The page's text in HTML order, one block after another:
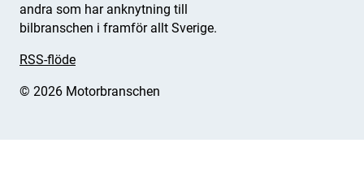
andra som har anknytning till
bilbranschen i framför allt Sverige.
RSS-flöde
© 2026 Motorbranschen